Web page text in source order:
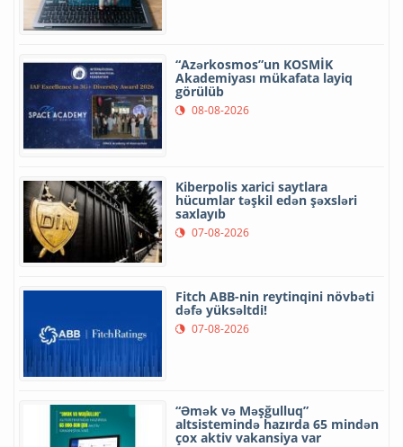
“Azərkosmos”un KOSMİK
Akademiyası mükafata layiq
görülüb
08-08-2026
Kiberpolis xarici saytlara
hücumlar təşkil edən şəxsləri
saxlayıb
07-08-2026
Fitch ABB-nin reytinqini növbəti
dəfə yüksəltdi!
07-08-2026
“Əmək və Məşğulluq”
altsistemində hazırda 65 mindən
çox aktiv vakansiya var